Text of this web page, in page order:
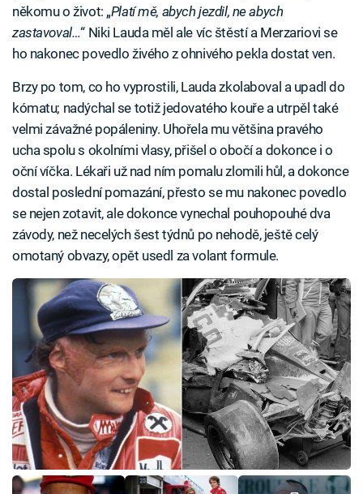
někomu o život: „Platí mě, abych jezdil, ne abych
zastavoval…“ Niki Lauda měl ale víc štěstí a Merzariovi se
ho nakonec povedlo živého z ohnivého pekla dostat ven.
Brzy po tom, co ho vyprostili, Lauda zkolaboval a upadl do
kómatu; nadýchal se totiž jedovatého kouře a utrpěl také
velmi závažné popáleniny. Uhořela mu většina pravého
ucha spolu s okolními vlasy, přišel o obočí a dokonce i o
oční víčka. Lékaři už nad ním pomalu zlomili hůl, a dokonce
dostal poslední pomazání, přesto se mu nakonec povedlo
se nejen zotavit, ale dokonce vynechal pouhopouhé dva
závody, než necelých šest týdnů po nehodě, ještě celý
omotaný obvazy, opět usedl za volant formule.